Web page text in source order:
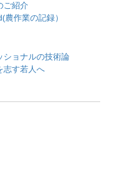
ご紹介
作業の記録）
ョナルの技術論
す若人へ